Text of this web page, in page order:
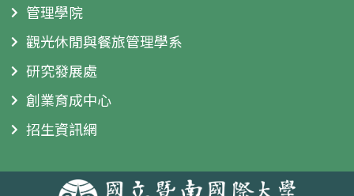
管理學院
觀光休閒與餐旅管理學系
研究發展處
創業育成中心
招生資訊網